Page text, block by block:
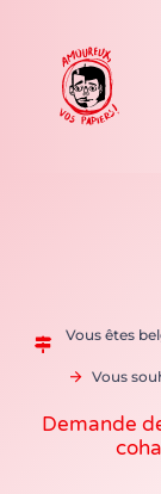
Vous êtes
Vous
Demande